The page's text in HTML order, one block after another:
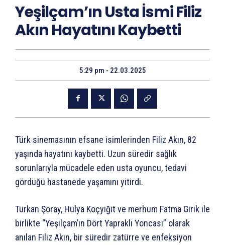
Yeşilçam’ın Usta İsmi Filiz
Akın Hayatını Kaybetti
5:29 pm - 22.03.2025
Türk sinemasının efsane isimlerinden Filiz Akın, 82
yaşında hayatını kaybetti. Uzun süredir sağlık
sorunlarıyla mücadele eden usta oyuncu, tedavi
gördüğü hastanede yaşamını yitirdi.
Türkan Şoray, Hülya Koçyiğit ve merhum Fatma Girik ile
birlikte “Yeşilçam’ın Dört Yapraklı Yoncası” olarak
anılan Filiz Akın, bir süredir zatürre ve enfeksiyon